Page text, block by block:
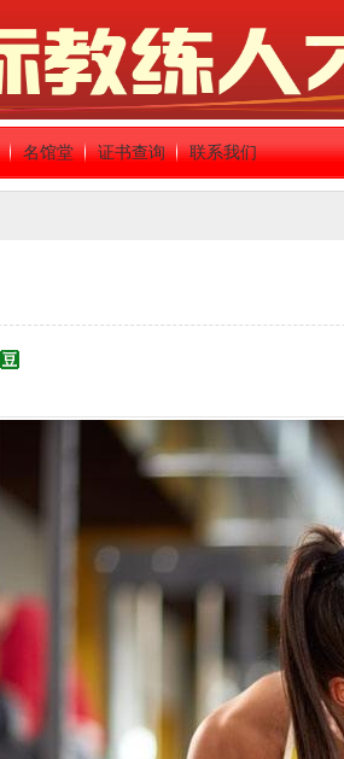
名馆堂 证书查询 联系我们